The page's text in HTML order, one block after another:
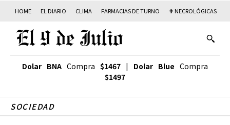
HOME EL DIARIO CLIMA FARMACIAS DE TURNO ✟ NECROLÓGICAS
Dolar BNA Compra $1467 | Dolar Blue Compra
$1497
SOCIEDAD